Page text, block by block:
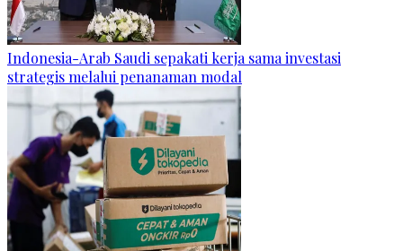
Indonesia-Arab Saudi sepakati kerja sama investasi
strategis melalui penanaman modal